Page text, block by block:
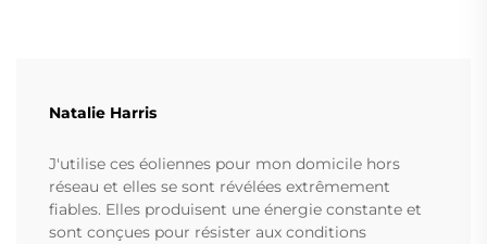
Natalie Harris
J'utilise ces éoliennes pour mon domicile hors
réseau et elles se sont révélées extrêmement
fiables. Elles produisent une énergie constante et
sont conçues pour résister aux conditions